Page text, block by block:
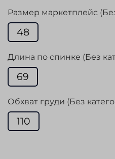
Размер маркетплейс
48
Длина по спинке (Без
69
Обхват груди (Без
110